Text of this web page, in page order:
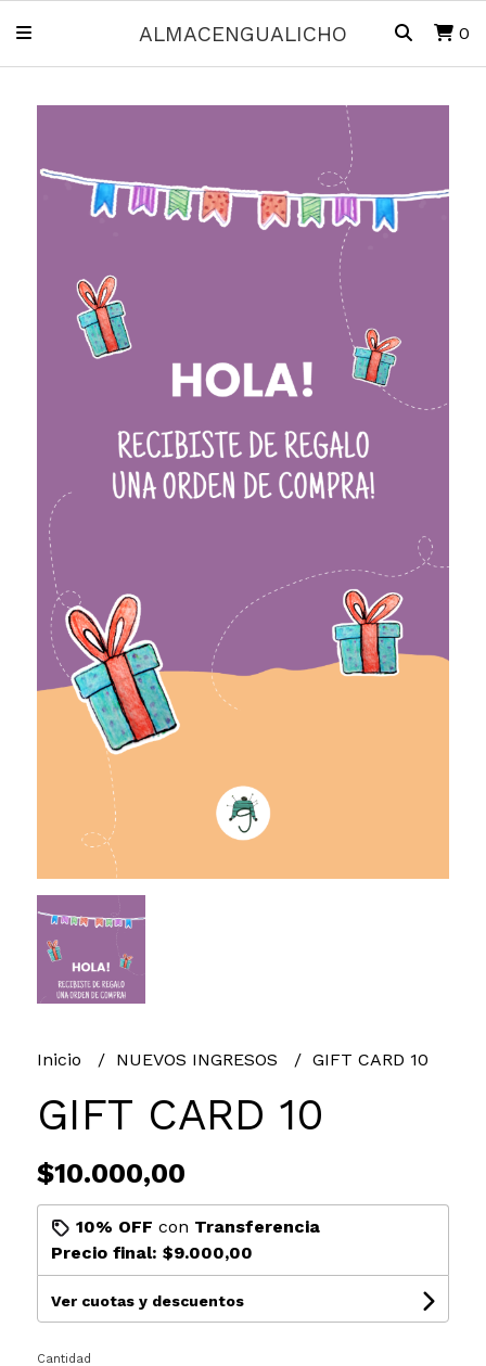
ALMACENGUALICHO 0
Inicio NUEVOS INGRESOS GIFT CARD 10
GIFT CARD 10
$10.000,00
10% OFF con Transferencia
Precio final: $9.000,00
Ver cuotas y descuentos
Cantidad